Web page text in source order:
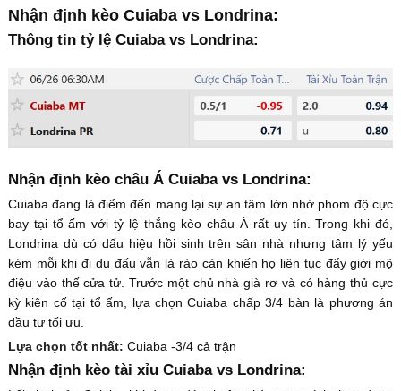
Nhận định kèo Cuiaba vs Londrina:
Thông tin tỷ lệ Cuiaba vs Londrina:
Nhận định kèo châu Á Cuiaba vs Londrina:
Cuiaba đang là điểm đến mang lại sự an tâm lớn nhờ phom độ cực
bay tại tổ ấm với tỷ lệ thắng kèo châu Á rất uy tín. Trong khi đó,
Londrina dù có dấu hiệu hồi sinh trên sân nhà nhưng tâm lý yếu
kém mỗi khi đi du đấu vẫn là rào cản khiến họ liên tục đẩy giới mộ
điệu vào thế cửa tử. Trước một chủ nhà già rơ và có hàng thủ cực
kỳ kiên cố tại tổ ấm, lựa chọn Cuiaba chấp 3/4 bàn là phương án
đầu tư tối ưu.
Lựa chọn tốt nhất: Cuiaba -3/4 cả trận
Nhận định kèo tài xỉu Cuiaba vs Londrina: